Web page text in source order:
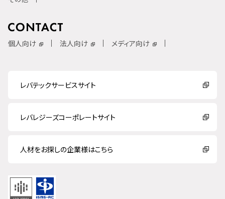
個人向け 法人向け メディア向け
レバテックサービスサイト
レバレジーズコーポレートサイト
人材をお探しの企業様はこちら